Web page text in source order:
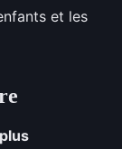
et les